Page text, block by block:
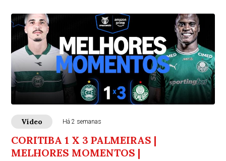
Vídeo Há 2 semanas
CORITIBA 1 X 3 PALMEIRAS |
MELHORES MOMENTOS |